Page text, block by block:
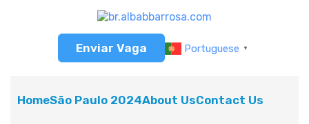
Enviar Vaga Portuguese ▼
HomeSão Paulo 2024About UsContact Us